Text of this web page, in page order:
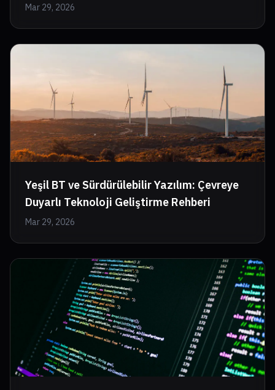
Mar 29, 2026
Yeşil BT ve Sürdürülebilir Yazılım: Çevreye
Duyarlı Teknoloji Geliştirme Rehberi
Mar 29, 2026